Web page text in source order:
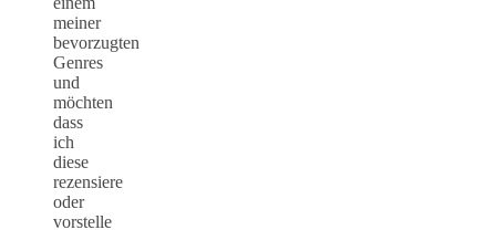
meiner
bevorzugten
Genres
und
möchten
dass
ich
diese
rezensiere
oder
vorstelle